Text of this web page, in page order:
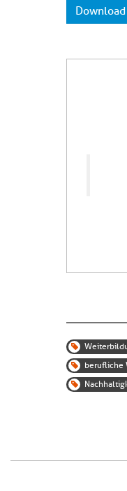
Download
berufliche